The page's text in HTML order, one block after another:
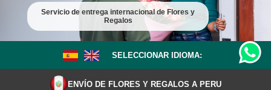
Servicio de entrega internacional de Flores y
Regalos
SELECCIONAR IDIOMA:
ENVÍO DE FLORES Y REGALOS A PERU